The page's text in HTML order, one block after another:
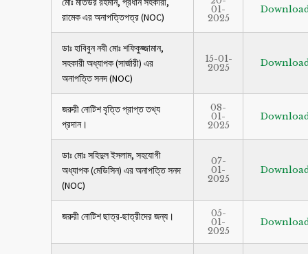
রামেক এর অনাপত্তিপত্র (NOC)
01-
2025
ডাঃ হাবিবুন নবী মোঃ শফিকুজ্জামান,
সহকারী অধ্যাপক (সার্জারী) এর
অনাপত্তি সনদ (NOC)
15-01-
2025
জরুরী নোটিশ বৃত্তি প্রাপ্ত তথ্য
প্রদান।
08-
01-
2025
ডাঃ মোঃ সহিদুল ইসলাম, সহযোগী
অধ্যাপক (মেডিসিন) এর অনাপত্তি সনদ
(NOC)
07-
01-
2025
জরুরী নোটিশ ছাত্র-ছাত্রীদের জন্য। 05-
01-
2025